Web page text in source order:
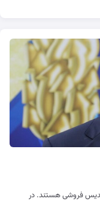
فروشی هستند. در